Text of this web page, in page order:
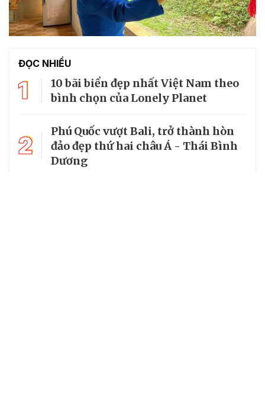
ĐỌC NHIỀU
1
10 bãi biển đẹp nhất Việt Nam theo
bình chọn của Lonely Planet
2
Phú Quốc vượt Bali, trở thành hòn
đảo đẹp thứ hai châu Á - Thái Bình
Dương